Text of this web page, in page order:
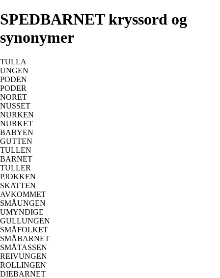
SPEDBARNET kryssord og
synonymer
TULLA
UNGEN
PODEN
PODER
NORET
NUSSET
NURKEN
NURKET
BABYEN
GUTTEN
TULLEN
BARNET
TULLER
PJOKKEN
SKATTEN
AVKOMMET
SMÅUNGEN
UMYNDIGE
GULLUNGEN
SMÅFOLKET
SMÅBARNET
SMÅTASSEN
REIVUNGEN
ROLLINGEN
DIEBARNET